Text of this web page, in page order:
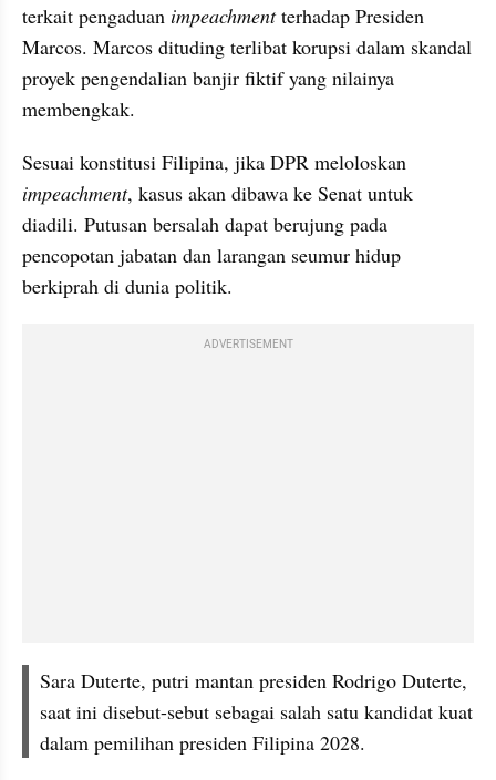
terkait pengaduan impeachment terhadap Presiden
Marcos. Marcos dituding terlibat korupsi dalam skandal
proyek pengendalian banjir fiktif yang nilainya
membengkak.
impeachment, kasus akan dibawa ke Senat untuk
diadili. Putusan bersalah dapat berujung pada
pencopotan jabatan dan larangan seumur hidup
berkiprah di dunia politik.
ADVERTISEMENT
Sara Duterte, putri mantan presiden Rodrigo Duterte,
saat ini disebut-sebut sebagai salah satu kandidat kuat
dalam pemilihan presiden Filipina 2028.